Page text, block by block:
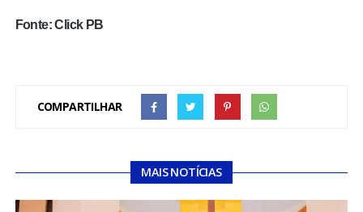
Fonte: Click PB
COMPARTILHAR
MAIS NOTÍCIAS